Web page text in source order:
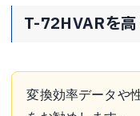
T-72HVARを高
変換効率データや